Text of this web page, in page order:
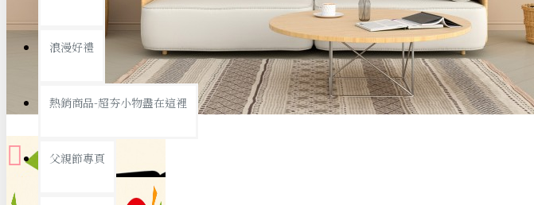
置物架/收納櫃
銅板精選
浪漫好禮
熱銷商品-超夯小物盡在這裡
父親節專頁